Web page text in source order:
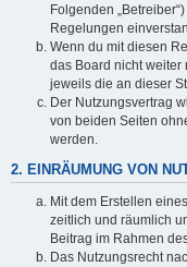
Folgenden
Regelungen
Wenn du mit diesen
das Board nicht weiter
jeweils die an dieser
Der Nutzungsvertrag
von beiden Seiten
werden.
2. EINRÄUMUNG VON
Mit dem Erstellen
zeitlich und räumlich
Beitrag im Rahmen
Das Nutzungsrecht